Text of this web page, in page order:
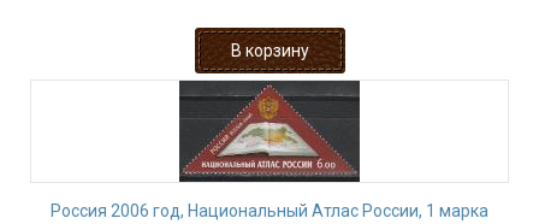
Россия 2006 год, Национальный Атлас России, 1 марка